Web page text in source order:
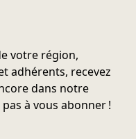
votre région,
adhérents, recevez
dans notre
à vous abonner !